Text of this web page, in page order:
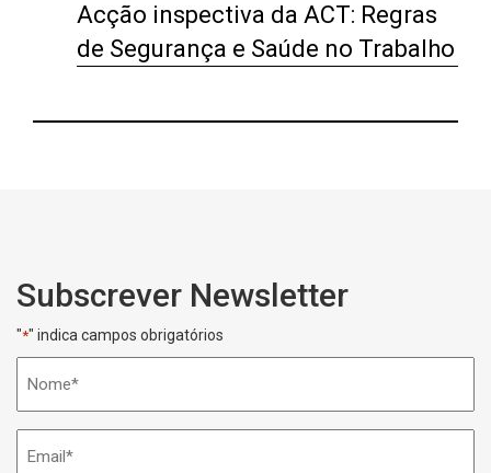
Acção inspectiva da ACT: Regras
de Segurança e Saúde no Trabalho
Subscrever Newsletter
"*" indica campos obrigatórios